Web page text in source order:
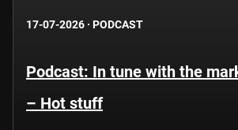
17-07-2026 · PODCAST
Podcast: In tune with the
– Hot stuff